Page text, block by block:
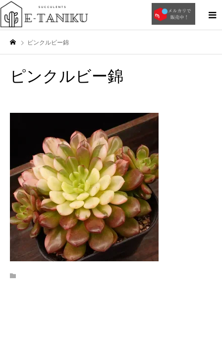
ピンクルビー錦
ピンクルビー錦